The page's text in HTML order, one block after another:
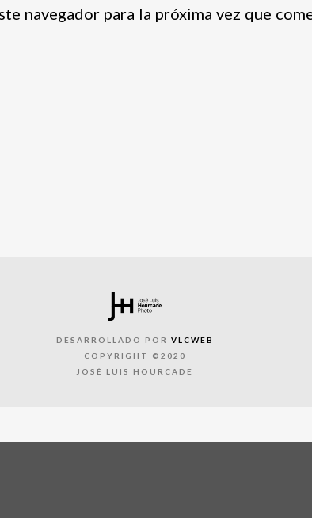
navegador para la próxima vez que
DESARROLLADO POR VLCWEB
COPYRIGHT ©2020
JOSÉ LUIS HOURCADE